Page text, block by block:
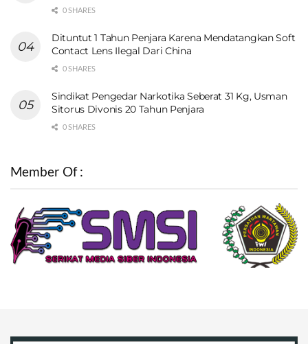
0 SHARES
Dituntut 1 Tahun Penjara Karena Mendatangkan Soft
Contact Lens Ilegal Dari China
0 SHARES
Sindikat Pengedar Narkotika Seberat 31 Kg, Usman
Sitorus Divonis 20 Tahun Penjara
0 SHARES
Member Of :